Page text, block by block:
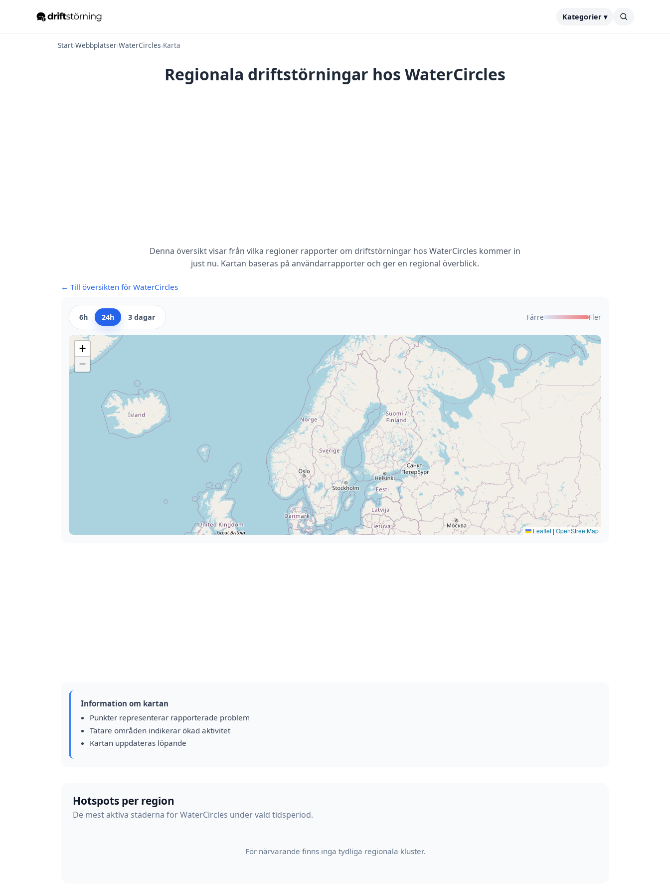
Kategorier ▾
Start›Webbplatser›WaterCircles›Karta
Regionala driftstörningar hos WaterCircles
Denna översikt visar från vilka regioner rapporter om driftstörningar hos WaterCircles kommer in
just nu. Kartan baseras på användarrapporter och ger en regional överblick.
← Till översikten för WaterCircles
6h 24h 3 dagar Färre Fler
+
−
Leaflet | OpenStreetMap
Information om kartan
Punkter representerar rapporterade problem
Tätare områden indikerar ökad aktivitet
Kartan uppdateras löpande
Hotspots per region
De mest aktiva städerna för WaterCircles under vald tidsperiod.
För närvarande finns inga tydliga regionala kluster.